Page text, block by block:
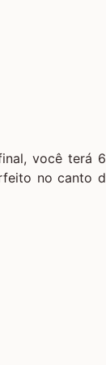
você terá
no canto